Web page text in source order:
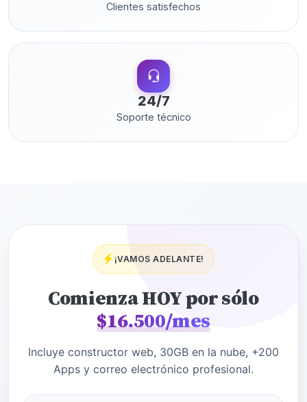
Clientes satisfechos
24/7
Soporte técnico
¡VAMOS ADELANTE!
Comienza HOY por sólo
$16.500/mes
Incluye constructor web, 30GB en la nube, +200
Apps y correo electrónico profesional.